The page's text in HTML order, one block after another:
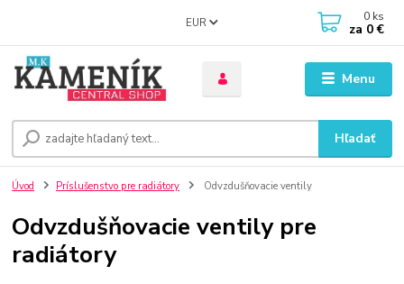
Menu
EUR
Hľadať
0 ks
za 0 €
Úvod Príslušenstvo pre radiátory Odvzdušňovacie ventily
Odvzdušňovacie ventily pre
radiátory